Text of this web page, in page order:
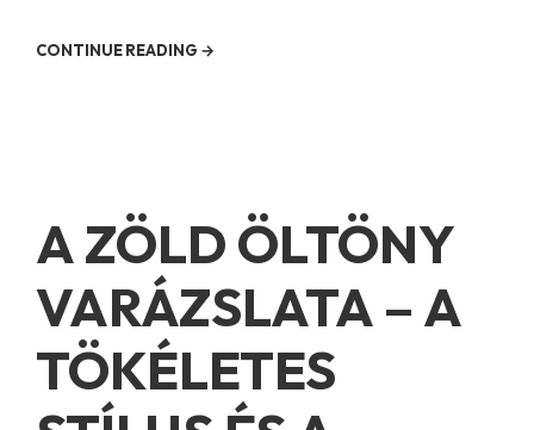
CONTINUE READING →
A ZÖLD ÖLTÖNY
VARÁZSLATA – A
TÖKÉLETES